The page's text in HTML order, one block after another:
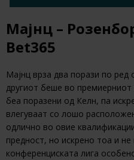
Мајнц –
Bet365
Мајнц врза два порази по
другиот беше во премиерниот
беа поразени од Келн, па
влегуваат со лошо
одлично во овие
предност, но искрено тоа и
конференциската лига